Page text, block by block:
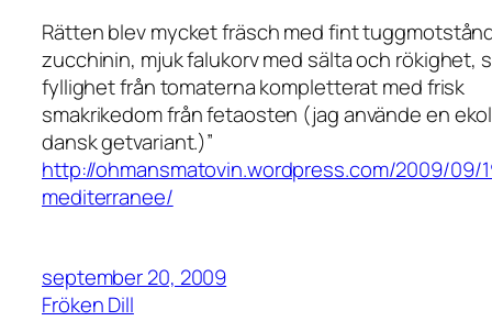
Rätten blev mycket fräsch med fint
zucchinin, mjuk falukorv med sälta och rökighet,
fyllighet från tomaterna kompletterat med frisk
smakrikedom från fetaosten (jag använde en
dansk getvariant.)”
http://ohmansmatovin.wordpress.com/2009/09/
mediterranee/
september 20, 2009
Fröken Dill